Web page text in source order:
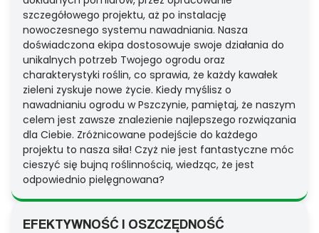
szczegółowego projektu, aż po instalację
nowoczesnego systemu nawadniania. Nasza
doświadczona ekipa dostosowuje swoje działania do
unikalnych potrzeb Twojego ogrodu oraz
charakterystyki roślin, co sprawia, że każdy kawałek
zieleni zyskuje nowe życie. Kiedy myślisz o
nawadnianiu ogrodu w Pszczynie, pamiętaj, że naszym
celem jest zawsze znalezienie najlepszego rozwiązania
dla Ciebie. Zróżnicowane podejście do każdego
projektu to nasza siła! Czyż nie jest fantastyczne móc
cieszyć się bujną roślinnością, wiedząc, że jest
odpowiednio pielęgnowana?
EFEKTYWNOŚĆ I OSZCZĘDNOŚĆ